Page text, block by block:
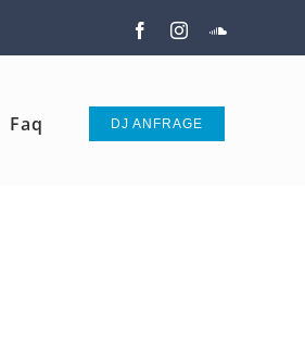
FacebookInstagram
Faq DJ ANFRAGE